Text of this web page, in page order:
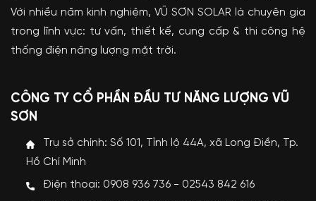
Với nhiều năm kinh nghiệm, VŨ SƠN SOLAR là chuyên gia
trong lĩnh vực: tư vấn, thiết kế, cung cấp & thi công hệ
thống điện năng lượng mặt trời.
CÔNG TY CỔ PHẦN ĐẦU TƯ NĂNG LƯỢNG VŨ
SƠN
Trụ sở chính: Số 101, Tỉnh lộ 44A, xã Long Điền, Tp.
Hồ Chí Minh
Điện thoại: 0908 936 736 - 02543 842 616